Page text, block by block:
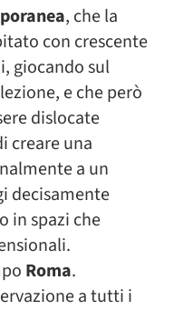
, che la
con crescente
giocando sul
e che però
dislocate
creare una
a un
decisamente
in spazi che
Roma.
a tutti i